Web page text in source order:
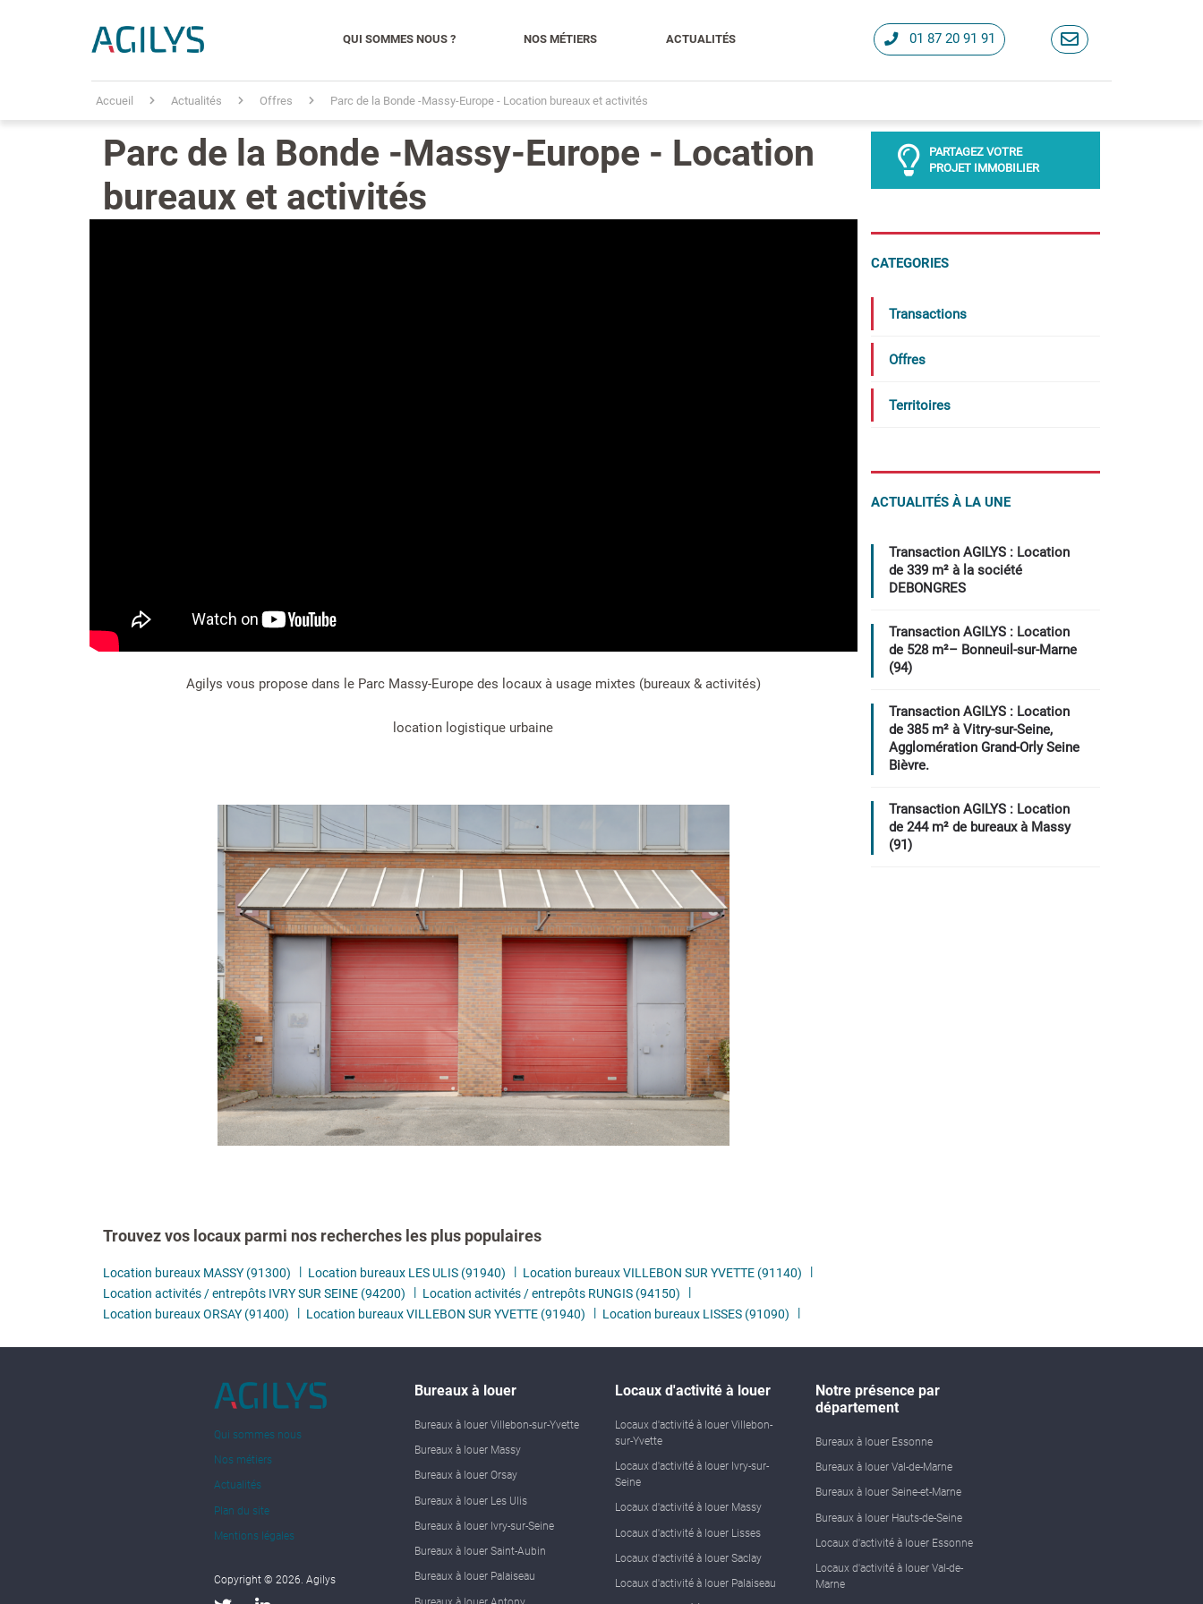
QUI SOMMES NOUS ? NOS MÉTIERS ACTUALITÉS 01 87 20 91 91
Accueil Actualités Offres Parc de la Bonde -Massy-Europe - Location bureaux et activités
Parc de la Bonde -Massy-Europe - Location
bureaux et activités
Agilys vous propose dans le Parc Massy-Europe des locaux à usage mixtes (bureaux & activités)
location logistique urbaine
Trouvez vos locaux parmi nos recherches les plus populaires
Location bureaux MASSY (91300) Location bureaux LES ULIS (91940)
Location bureaux VILLEBON SUR YVETTE (91140)
Location activités / entrepôts IVRY SUR SEINE (94200)
Location activités / entrepôts RUNGIS (94150)
Location bureaux ORSAY (91400)
Location bureaux VILLEBON SUR YVETTE (91940) Location bureaux LISSES (91090)
PARTAGEZ VOTRE
PROJET IMMOBILIER
CATEGORIES
Transactions
Offres
Territoires
ACTUALITÉS À LA UNE
Transaction AGILYS : Location
de 339 m² à la société
DEBONGRES
Transaction AGILYS : Location
de 528 m²– Bonneuil-sur-Marne
(94)
Transaction AGILYS : Location
de 385 m² à Vitry-sur-Seine,
Agglomération Grand-Orly Seine
Bièvre.
Transaction AGILYS : Location
de 244 m² de bureaux à Massy
(91)
Qui sommes nous
Nos métiers
Actualités
Plan du site
Mentions légales
Copyright © 2026. Agilys
Bureaux à louer
Bureaux à louer Villebon-sur-Yvette
Bureaux à louer Massy
Bureaux à louer Orsay
Bureaux à louer Les Ulis
Bureaux à louer Ivry-sur-Seine
Bureaux à louer Saint-Aubin
Bureaux à louer Palaiseau
Locaux d'activité à louer
Locaux d'activité à louer Villebon-
sur-Yvette
Locaux d'activité à louer Ivry-sur-
Seine
Locaux d'activité à louer Massy
Locaux d'activité à louer Lisses
Locaux d'activité à louer Saclay
Locaux d'activité à louer Palaiseau
Notre présence par
département
Bureaux à louer Essonne
Bureaux à louer Val-de-Marne
Bureaux à louer Seine-et-Marne
Bureaux à louer Hauts-de-Seine
Locaux d'activité à louer Essonne
Locaux d'activité à louer Val-de-
Marne